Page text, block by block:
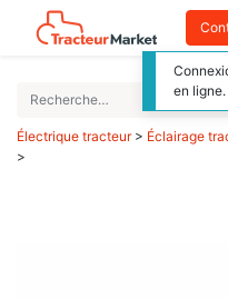
Électrique tracteur> Éclairage
>
en ligne.